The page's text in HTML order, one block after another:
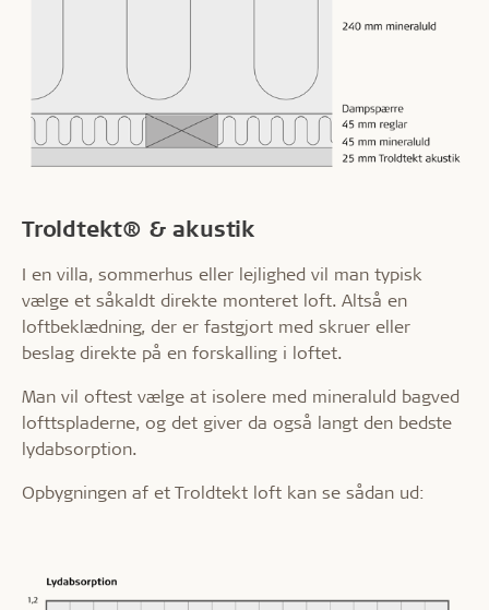
Troldtekt® & akustik
I en villa, sommerhus eller lejlighed vil man typisk
vælge et såkaldt direkte monteret loft. Altså en
loftbeklædning, der er fastgjort med skruer eller
beslag direkte på en forskalling i loftet.
Man vil oftest vælge at isolere med mineraluld bagved
lofttspladerne, og det giver da også langt den bedste
lydabsorption.
Opbygningen af et Troldtekt loft kan se sådan ud: